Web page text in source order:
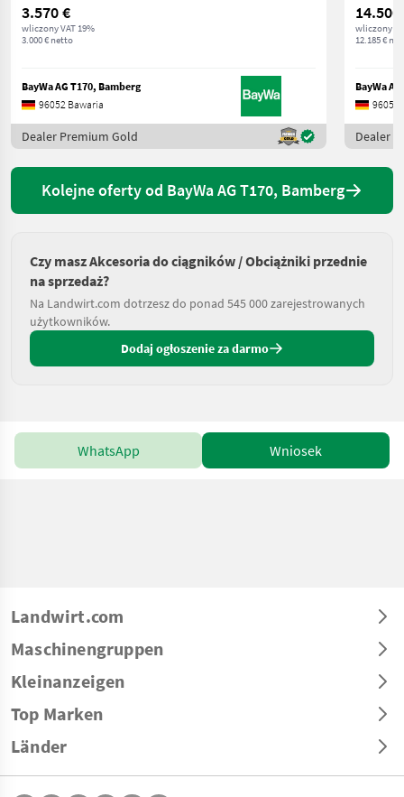
3.570 €
wliczony VAT 19%
3.000 € netto
BayWa AG T170, Bamberg
96052 Bawaria
Dealer Premium Gold
wliczony
12.185 €
BayWa
96052
Dealer
Kolejne oferty od BayWa AG T170, Bamberg
Czy masz Akcesoria do ciągników / Obciążniki przednie
na sprzedaż?
Na Landwirt.com dotrzesz do ponad 545 000 zarejestrowanych
użytkowników.
Dodaj ogłoszenie za darmo
WhatsApp Wniosek
Landwirt.com
Maschinengruppen
Kleinanzeigen
Top Marken
Länder